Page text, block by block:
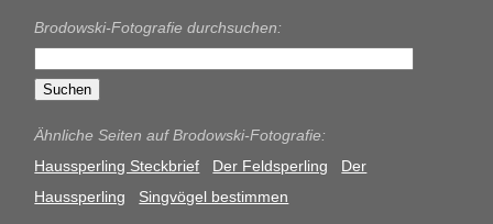
Brodowski-Fotografie durchsuchen:
Ähnliche Seiten auf Brodowski-Fotografie:
Haussperling Steckbrief
Der Feldsperling
Der
Haussperling
Singvögel bestimmen